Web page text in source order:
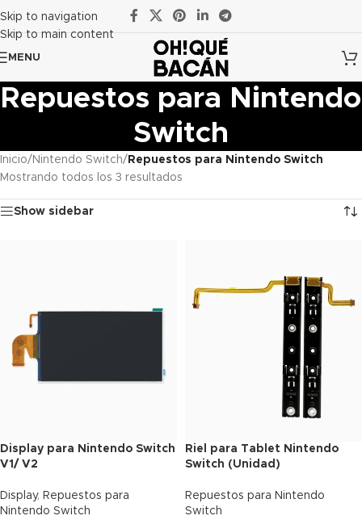
Skip to navigation
Skip to main content
MENU
Repuestos para Nintendo
Switch
Inicio/ Nintendo Switch/ Repuestos para Nintendo Switch
Mostrando todos los 3 resultados
Show sidebar
Display para Nintendo Switch
V1/ V2
Display, Repuestos para
Nintendo Switch
Riel para Tablet Nintendo
Switch (Unidad)
Repuestos para Nintendo
Switch